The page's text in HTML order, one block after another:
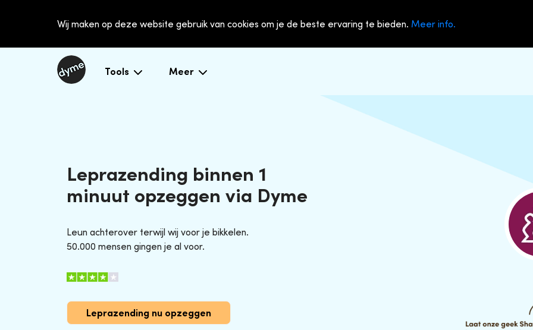
Wij maken op deze website gebruik van cookies om je de beste ervaring te bieden. Meer info.
Tools Meer
Leprazending binnen 1
minuut opzeggen via Dyme
Leun achterover terwijl wij voor je bikkelen.
50.000 mensen gingen je al voor.
Leprazending nu opzeggen